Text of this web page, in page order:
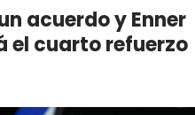
acuerdo y Enner
el cuarto refuerzo